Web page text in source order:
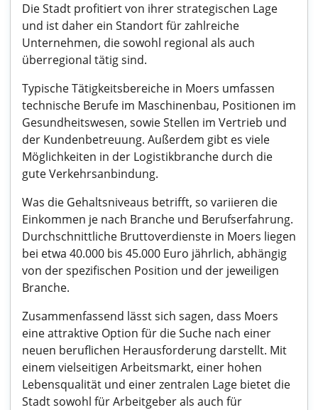
Die Stadt profitiert von ihrer strategischen Lage
und ist daher ein Standort für zahlreiche
Unternehmen, die sowohl regional als auch
überregional tätig sind.
Typische Tätigkeitsbereiche in Moers umfassen
technische Berufe im Maschinenbau, Positionen im
Gesundheitswesen, sowie Stellen im Vertrieb und
der Kundenbetreuung. Außerdem gibt es viele
Möglichkeiten in der Logistikbranche durch die
gute Verkehrsanbindung.
Was die Gehaltsniveaus betrifft, so variieren die
Einkommen je nach Branche und Berufserfahrung.
Durchschnittliche Bruttoverdienste in Moers liegen
bei etwa 40.000 bis 45.000 Euro jährlich, abhängig
von der spezifischen Position und der jeweiligen
Branche.
Zusammenfassend lässt sich sagen, dass Moers
eine attraktive Option für die Suche nach einer
neuen beruflichen Herausforderung darstellt. Mit
einem vielseitigen Arbeitsmarkt, einer hohen
Lebensqualität und einer zentralen Lage bietet die
Stadt sowohl für Arbeitgeber als auch für